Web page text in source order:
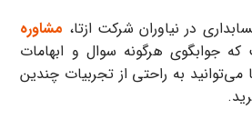
در نیاوران شرکت ازتا، مشاوره
جوابگوی هرگونه سوال و ابهامات
به راحتی از تجربیات چندین